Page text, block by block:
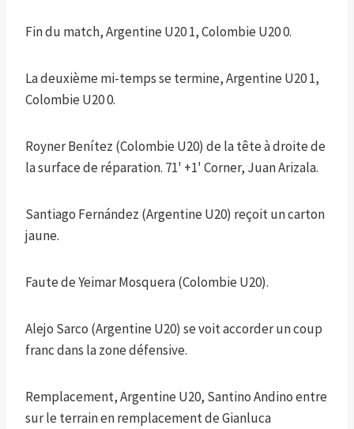
Fin du match, Argentine U20 1, Colombie U20 0.
La deuxième mi-temps se termine, Argentine U20 1,
Colombie U20 0.
Royner Benítez (Colombie U20) de la tête à droite de
la surface de réparation. 71' +1' Corner, Juan Arizala.
Santiago Fernández (Argentine U20) reçoit un carton
jaune.
Faute de Yeimar Mosquera (Colombie U20).
Alejo Sarco (Argentine U20) se voit accorder un coup
franc dans la zone défensive.
Remplacement, Argentine U20, Santino Andino entre
sur le terrain en remplacement de Gianluca